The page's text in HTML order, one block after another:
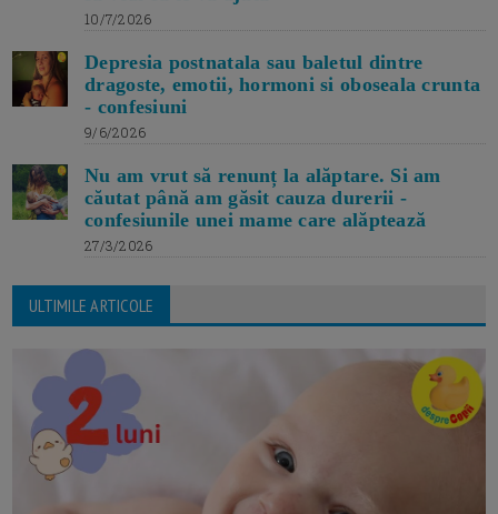
10/7/2026
Depresia postnatala sau baletul dintre
dragoste, emotii, hormoni si oboseala crunta
- confesiuni
9/6/2026
Nu am vrut să renunț la alăptare. Si am
căutat până am găsit cauza durerii -
confesiunile unei mame care alăptează
27/3/2026
ULTIMILE ARTICOLE